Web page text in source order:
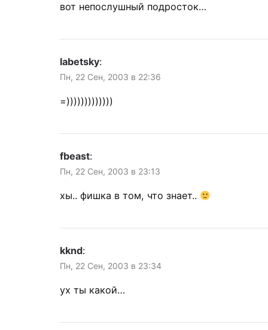
вот непослушный подросток…
labetsky:
Пн, 22 Сен, 2003 в 22:36
=)))))))))))))
fbeast:
Пн, 22 Сен, 2003 в 23:13
хы.. фишка в том, что знает..
kknd:
Пн, 22 Сен, 2003 в 23:34
ух ты какой…